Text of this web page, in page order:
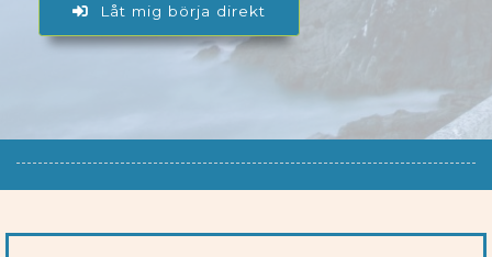
Låt mig börja direkt